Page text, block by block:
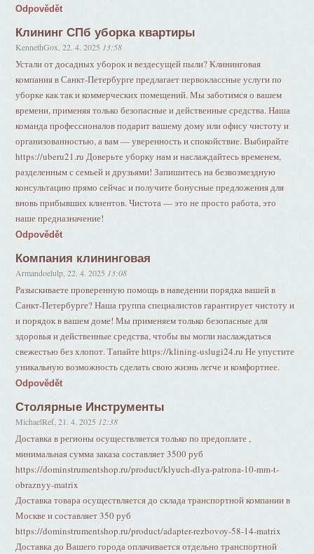
Odpovědět
Клининг СПб уборка квартиры
KennethGox ,22. 4. 2025 13:58
Устали от досадных уборок и вездесущей пыли? Клининговая
компания в Санкт-Петербурге предлагает первоклассные услуги по
уборке как так и коммерческих помещений. Мы заботимся о вашем
времени, применяя только безопасные и действенные средства. Наша
команда профессионалов подарит вашему дому или офису чистоту и
организованностью, а вам — уверенность и спокойствие. Выбирайте
https://uberu21.ru Доверьте уборку нам и наслаждайтесь временем,
разделенным с семьей и друзьями! Запишитесь на безвозмездную
консультацию прямо сейчас и получите бонусные предложения для
вновь прибывших клиентов. Чистота — это не просто работа, это
наше предназначение!
Odpovědět
Компания клининговая
Armandoelulp ,22. 4. 2025 13:08
Разыскиваете проверенную помощь в наведении порядка вашей в
Санкт-Петербурге? Наша группа специалистов гарантирует чистоту и
и порядок в вашем доме! Мы применяем только безопасные для
здоровья и действенные средства, чтобы вы могли наслаждаться
свежестью без хлопот. Тапайте https://klining-uslugi24.ru Не упустите
уникальную возможность сделать свою жизнь легче и комфортнее.
Odpovědět
Столярные Инструменты
MichaelRef,21. 4. 2025 12:38
Доставка в регионы осуществляется только по предоплате ,
минимальная сумма заказа составляет 3500 руб
https://dominstrumentshop.ru/product/klyuch-dlya-patrona-10-mm-t-
obraznyy-matrix
Доставка товара осуществляется до склада транспортной компании в
Москве и составляет 350 руб
https://dominstrumentshop.ru/product/adapter-rezbovoy-58-14-matrix
Доставка до Вашего города оплачивается отдельно транспортной